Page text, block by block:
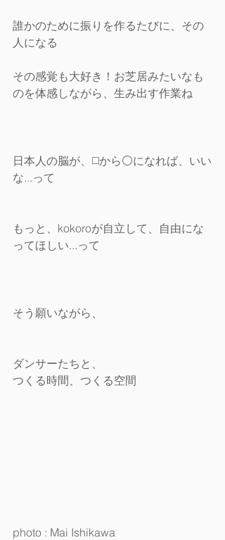
誰かのために振りを作るたびに、その
人になる
その感覚も大好き！お芝居みたいなも
のを体感しながら、生み出す作業ね
日本人の脳が、◻️から⚪️になれば、いい
な...って
もっと、kokoroが自立して、自由にな
ってほしい...って
そう願いながら、
ダンサーたちと、
つくる時間、つくる空間
photo : Mai Ishikawa